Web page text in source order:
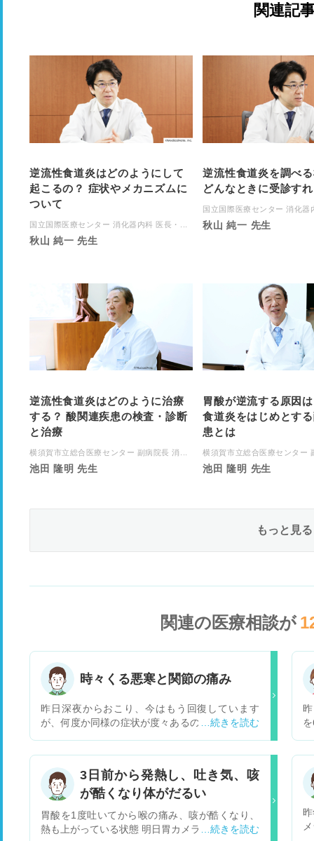
関連記
逆流性食道炎はどのようにして
起こるの？ 症状やメカニズムに
ついて
国立国際医療センター 消化器内科 医長・...
秋山 純一 先生
逆流性食道炎を調べ
どんなときに受診す
国立国際医療センター 消化器
秋山 純一 先生
逆流性食道炎はどのように治療
する？ 酸関連疾患の検査・診断
と治療
横須賀市立総合医療センター 副病院長 消...
池田 隆明 先生
胃酸が逆流する原因
食道炎をはじめとす
患とは
横須賀市立総合医療センター
池田 隆明 先生
もっと見る
関連の医療相談が
時々くる悪寒と関節の痛み
昨日深夜からおこり、今はもう回復しています
が、何度か同様の症状が度々あるので相談させて
です。 だいたい1日寝ていれば治るのですが、治
った後に1ヶ月くらい経つとまた同様の症状が出
ヶ月は続いています) 検査などするとしても次症
状が出てからかもしれませんが、そのへんも含め
3日前から発熱し、吐き気、咳
が酷くなり体がだるい
胃酸を1度吐いてから喉の痛み、咳が酷くなり、
熱も上がっている状態 明日胃カメラの予約はして